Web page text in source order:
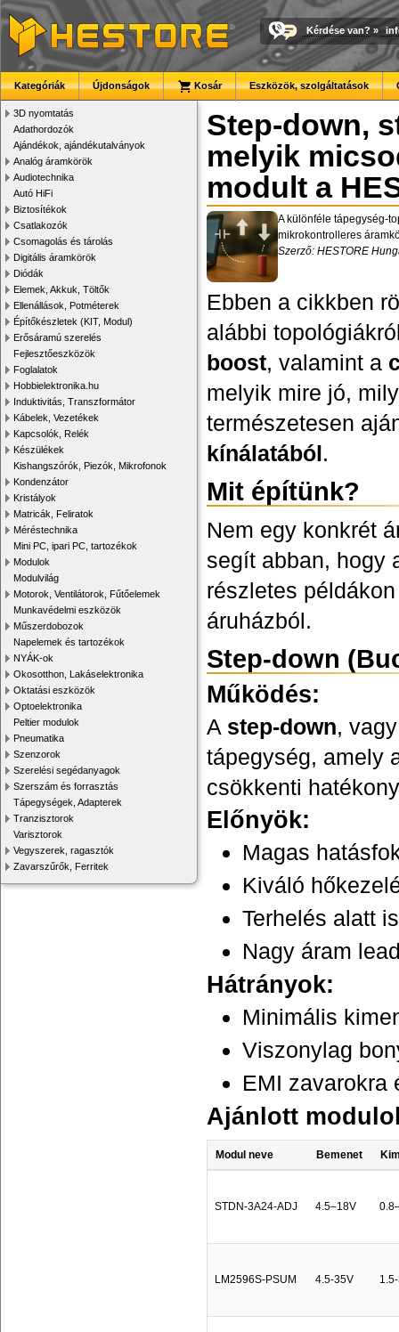
Kérdése van? »
Kategóriák Újdonságok Kosár Eszközök, szolgáltatások
3D nyomtatás
Adathordozók
Ajándékok, ajándékutalványok
Analóg áramkörök
Audiotechnika
Autó HiFi
Biztosítékok
Csatlakozók
Csomagolás és tárolás
Digitális áramkörök
Diódák
Elemek, Akkuk, Töltők
Ellenállások, Potméterek
Építőkészletek (KIT, Modul)
Erősáramú szerelés
Fejlesztőeszközök
Foglalatok
Hobbielektronika.hu
Induktivitás, Transzformátor
Kábelek, Vezetékek
Kapcsolók, Relék
Készülékek
Kishangszórók, Piezók, Mikrofonok
Kondenzátor
Kristályok
Matricák, Feliratok
Méréstechnika
Mini PC, ipari PC, tartozékok
Modulok
Modulvilág
Motorok, Ventilátorok, Fűtőelemek
Munkavédelmi eszközök
Műszerdobozok
Napelemek és tartozékok
NYÁK-ok
Okosotthon, Lakáselektronika
Oktatási eszközök
Optoelektronika
Peltier modulok
Pneumatika
Szenzorok
Szerelési segédanyagok
Szerszám és forrasztás
Tápegységek, Adapterek
Tranzisztorok
Varisztorok
Vegyszerek, ragasztók
Zavarszűrők, Ferritek
Step-down,
melyik
modult a
A különféle tápegység-
mikrokontrolleres
Szerző: HESTORE
Ebben a cikkben
alábbi
boost, valamint a
melyik mire jó,
természetesen
kínálatából.
Mit építünk?
Nem egy konkrét
segít abban, hogy
részletes
áruházból.
Step-down
Működés:
A step-down,
tápegység, amely
csökkenti
Előnyök:
Magas
Kiváló
Terhelés alatt
Nagy áram
Hátrányok:
Minimális
Viszonylag
EMI zavarokra
Ajánlott
Modul neve Bemenet
STDN-3A24-ADJ 4.5–18V
LM2596S-PSUM 4.5-35V